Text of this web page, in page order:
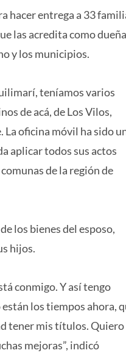
hacer entrega a 33
las acredita como
y los municipios.
teníamos varios
de acá, de Los Vilos,
La oficina móvil ha sido
aplicar todos sus actos
de la región de
los bienes del esposo,
hijos.
conmigo. Y así tengo
los tiempos ahora,
tener mis títulos. Quiero
mejoras”, indicó